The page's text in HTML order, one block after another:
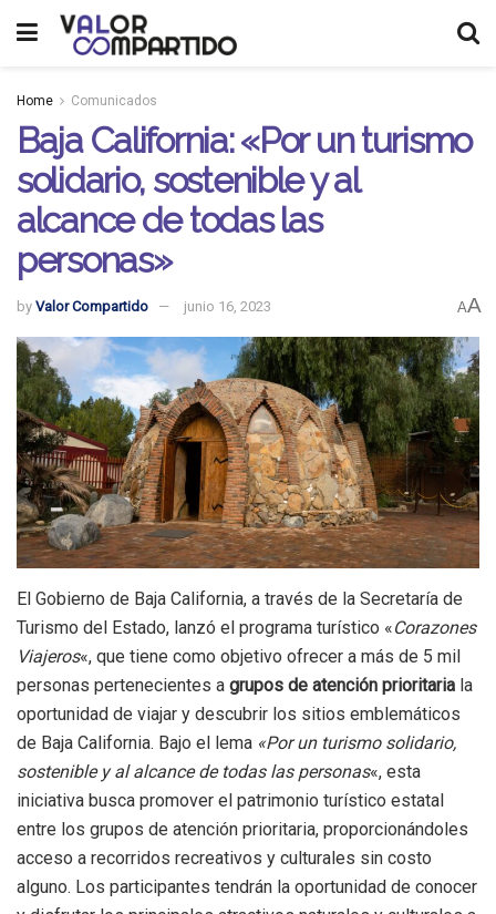
Home Comunicados
Baja California: «Por un turismo
solidario, sostenible y al
alcance de todas las
personas»
by Valor Compartido junio 16, 2023 AA
El Gobierno de Baja California, a través de la Secretaría de
Turismo del Estado, lanzó el programa turístico «Corazones
Viajeros«, que tiene como objetivo ofrecer a más de 5 mil
personas pertenecientes a grupos de atención prioritaria la
oportunidad de viajar y descubrir los sitios emblemáticos
de Baja California. Bajo el lema «Por un turismo solidario,
sostenible y al alcance de todas las personas«, esta
iniciativa busca promover el patrimonio turístico estatal
entre los grupos de atención prioritaria, proporcionándoles
acceso a recorridos recreativos y culturales sin costo
alguno. Los participantes tendrán la oportunidad de conocer